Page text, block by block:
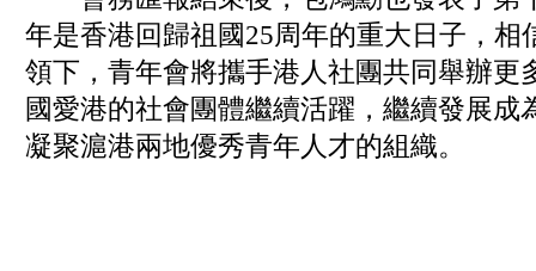
年是香港回歸祖國25周年的重大日子，相
領下，青年會將攜手港人社團共同舉辦更
國愛港的社會團體繼續活躍，繼續發展成
凝聚滬港兩地優秀青年人才的組織。